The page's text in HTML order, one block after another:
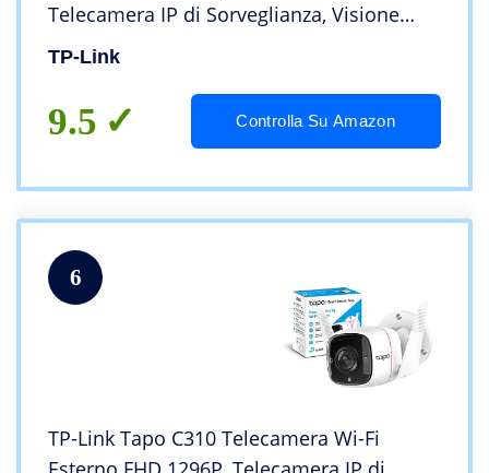
Telecamera IP di Sorveglianza, Visione
Notturna, Sensore di Movimento,
Bidirezionale,Compatibile con Alexa
TP-Link
9.5 Controlla Su Amazon
6
TP-Link Tapo C310 Telecamera Wi-Fi